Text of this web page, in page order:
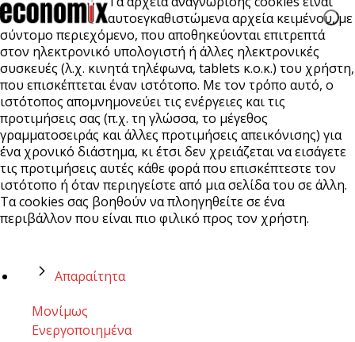
αυτοεγκαθιστώμενα αρχεία κειμένου, με
σύντομο περιεχόμενο, που αποθηκεύονται επιτρεπτά
στον ηλεκτρονικό υπολογιστή ή άλλες ηλεκτρονικές
συσκευές (λ.χ. κινητά τηλέφωνα, tablets κ.ο.κ.) του χρήστη,
που επισκέπτεται έναν ιστότοπο. Με τον τρόπο αυτό, ο
ιστότοπος απομνημονεύει τις ενέργειες και τις
προτιμήσεις σας (π.χ. τη γλώσσα, το μέγεθος
γραμματοσειράς και άλλες προτιμήσεις απεικόνισης) για
ένα χρονικό διάστημα, κι έτσι δεν χρειάζεται να εισάγετε
τις προτιμήσεις αυτές κάθε φορά που επισκέπτεστε τον
ιστότοπο ή όταν περιηγείστε από μια σελίδα του σε άλλη.
Τα cookies σας βοηθούν να πλοηγηθείτε σε ένα
περιβάλλον που είναι πιο φιλικό προς τον χρήστη.
Απαραίτητα
Μονίμως
Ενεργοποιημένα